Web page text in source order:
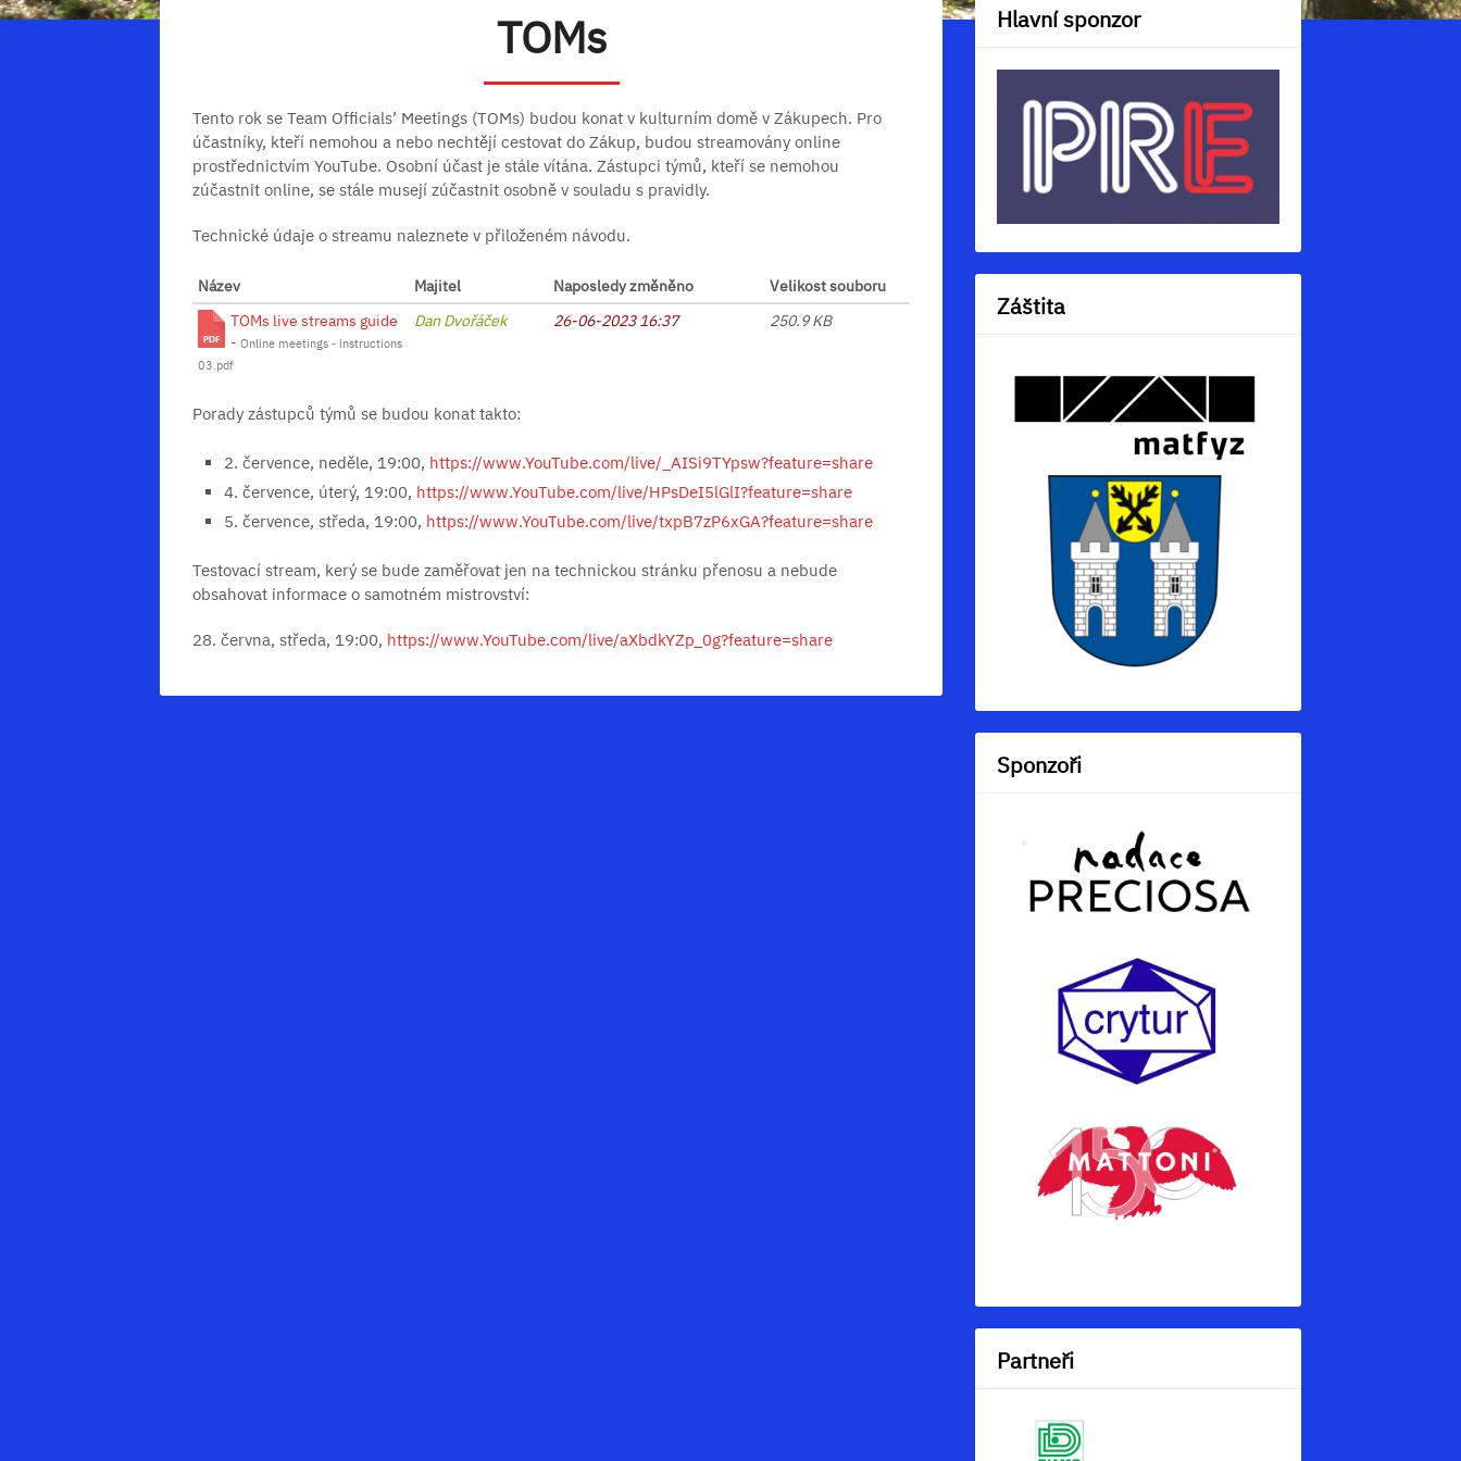
TOMs
Tento rok se Team Officials’ Meetings (TOMs) budou konat v kulturním domě v Zákupech. Pro
účastníky, kteří nemohou a nebo nechtějí cestovat do Zákup, budou streamovány online
prostřednictvím YouTube. Osobní účast je stále vítána. Zástupci týmů, kteří se nemohou
zúčastnit online, se stále musejí zúčastnit osobně v souladu s pravidly.
Technické údaje o streamu naleznete v přiloženém návodu.
Název Majitel Naposledy změněno
Velikost souboru
TOMs live streams guide
- Online meetings - instructions
03.pdf
Dan Dvořáček 26-06-2023 16:37 250.9 KB
Porady zástupců týmů se budou konat takto:
2. července, neděle, 19:00, https://www.YouTube.com/live/_AISi9TYpsw?feature=share
4. července, úterý, 19:00, https://www.YouTube.com/live/HPsDeI5lGlI?feature=share
5. července, středa, 19:00, https://www.YouTube.com/live/txpB7zP6xGA?feature=share
Testovací stream, kerý se bude zaměřovat jen na technickou stránku přenosu a nebude
obsahovat informace o samotném mistrovství:
28. června, středa, 19:00, https://www.YouTube.com/live/aXbdkYZp_0g?feature=share
Hlavní sponzor
Záštita
Sponzoři
Partneři